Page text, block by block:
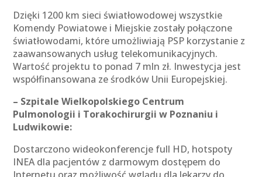
Dzięki 1200 km sieci światłowodowej wszystkie
Komendy Powiatowe i Miejskie zostały połączone
światłowodami, które umożliwiają PSP korzystanie z
zaawansowanych usług telekomunikacyjnych.
Wartość projektu to ponad 7 mln zł. Inwestycja jest
współfinansowana ze środków Unii Europejskiej.
– Szpitale Wielkopolskiego Centrum
Pulmonologii i Torakochirurgii w Poznaniu i
Ludwikowie:
Dostarczono wideokonferencje full HD, hotspoty
INEA dla pacjentów z darmowym dostępem do